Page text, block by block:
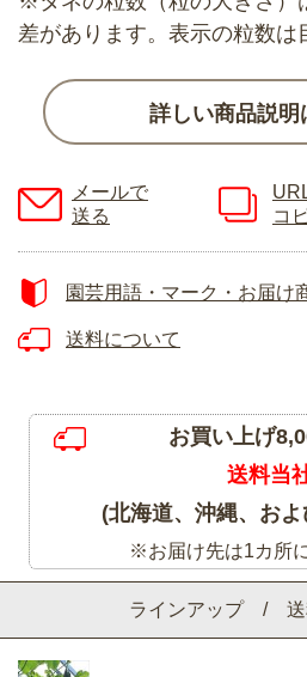
ラインアップ /
差があります。表示の粒数は
詳しい商品説明
メールで
送る
コ
園芸用語・マーク・お届け
送料について
お買い上げ
送料当
(北海道、沖縄、お
※お届け先は1カ所